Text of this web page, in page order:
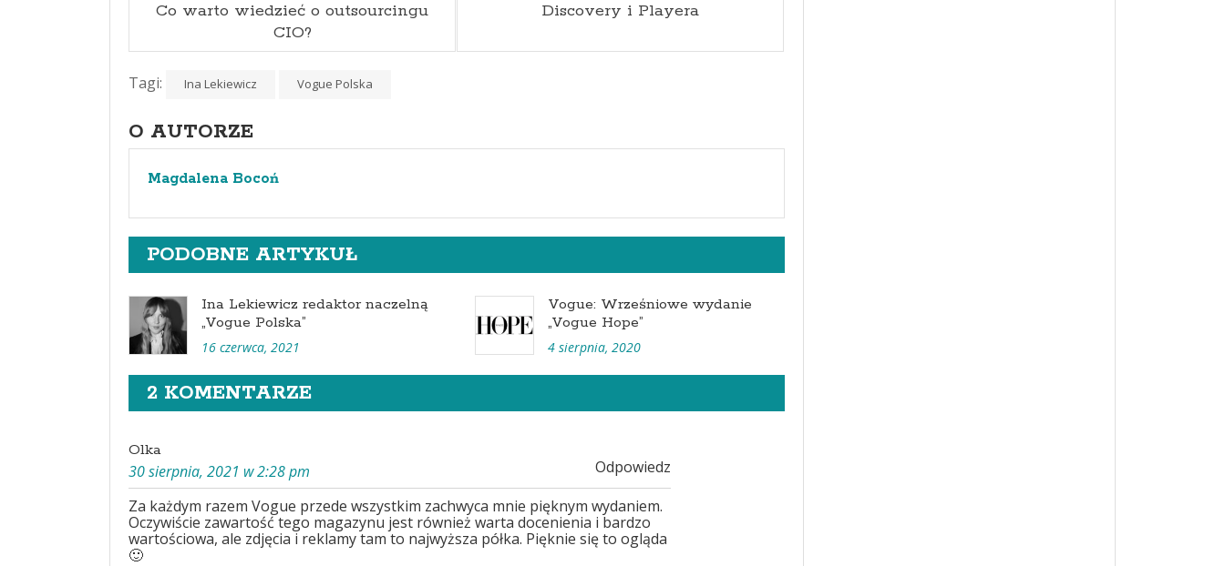
Co warto wiedzieć o outsourcingu
CIO?
Discovery i Playera
Tagi: Ina Lekiewicz Vogue Polska
O AUTORZE
Magdalena Bocoń
PODOBNE ARTYKUŁ
Ina Lekiewicz redaktor naczelną
„Vogue Polska”
16 czerwca, 2021
Vogue: Wrześniowe wydanie
„Vogue Hope”
4 sierpnia, 2020
2 KOMENTARZE
Olka
30 sierpnia, 2021 w 2:28 pm
Odpowiedz
Za każdym razem Vogue przede wszystkim zachwyca mnie pięknym wydaniem.
Oczywiście zawartość tego magazynu jest również warta docenienia i bardzo
wartościowa, ale zdjęcia i reklamy tam to najwyższa półka. Pięknie się to ogląda
🙂